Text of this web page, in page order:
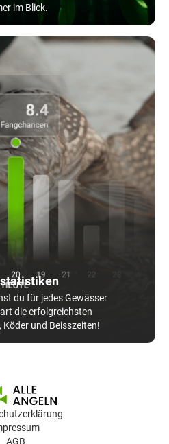
im Blick.
du für jedes Gewässer
die erfolgreichsten
und Beisszeiten!
AGB